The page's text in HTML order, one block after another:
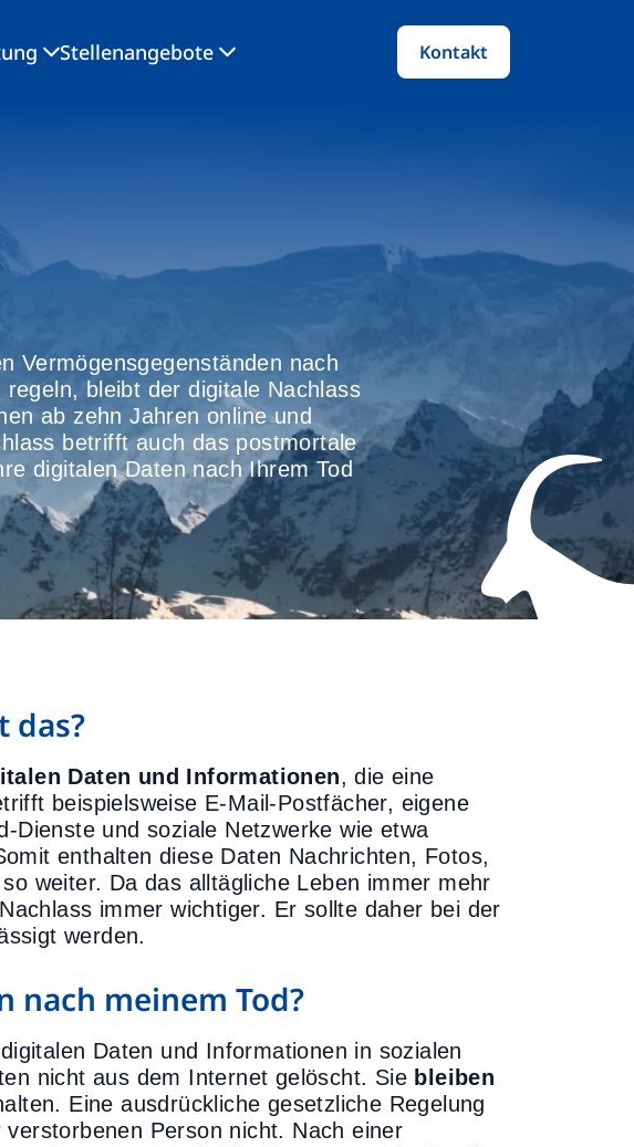
Stellenangebote Kontakt
Vermögensgegenständen nach
regeln, bleibt der digitale Nachlass
ab zehn Jahren online und
betrifft auch das postmortale
digitalen Daten nach Ihrem Tod
das?
Daten und Informationen, die eine
beispielsweise E-Mail-Postfächer, eigene
Dienste und soziale Netzwerke wie etwa
enthalten diese Daten Nachrichten, Fotos,
weiter. Da das alltägliche Leben immer mehr
immer wichtiger. Er sollte daher bei der
werden.
nach meinem Tod?
Daten und Informationen in sozialen
nicht aus dem Internet gelöscht. Sie bleiben
Eine ausdrückliche gesetzliche Regelung
Person nicht. Nach einer